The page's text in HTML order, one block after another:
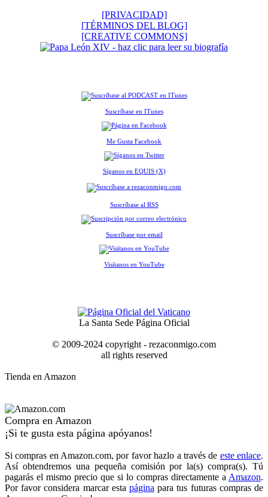
[PRIVACIDAD]
[TÉRMINOS DEL BLOG]
[CREATIVE COMMONS]
Suscríbase en ITunes
Me Gusta Facebook
Síganos en EQUIS (X)
Suscríbase al RSS
Suscríbase por email
Visítanos en YouTube
La Santa Sede Página Oficial
© 2009-2024 copyright - rezaconmigo.com
all rights reserved
Tienda en Amazon
Compra en Amazon
¡Si te gusta esta página apóyanos!
Si compras en Amazon.com, por favor hazlo a través de este enlace.
Así obtendremos una pequeña comisión por la(s) compra(s). Tú
pagarás el mismo precio que si lo compras directamente a Amazon.
Por favor considera marcar esta página para tus futuras compras de